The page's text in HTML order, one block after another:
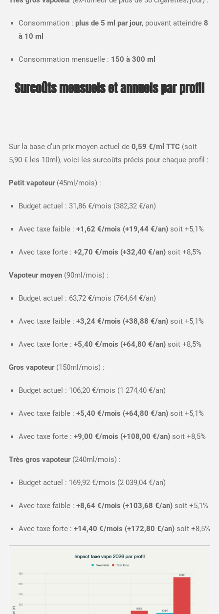
Consommation : plus de 5 ml par jour, pouvant atteindre 8
à 10 ml
Consommation mensuelle : 150 à 300 ml
Surcoûts mensuels et annuels par profil
Sur la base d’un prix moyen actuel de 0,59 €/ml TTC(soit
5,90 € les 10ml), voici les surcoûts précis pour chaque profil :​
Petit vapoteur(45ml/mois) :
Budget actuel : 31,86 €/mois (382,32 €/an)
Avec taxe faible : +1,62 €/mois (+19,44 €/an)soit +5,1%
Avec taxe forte : +2,70 €/mois (+32,40 €/an)soit +8,5%​
Vapoteur moyen(90ml/mois) :
Budget actuel : 63,72 €/mois (764,64 €/an)
Avec taxe faible : +3,24 €/mois (+38,88 €/an)soit +5,1%
Avec taxe forte : +5,40 €/mois (+64,80 €/an)soit +8,5%​
Gros vapoteur(150ml/mois) :
Budget actuel : 106,20 €/mois (1 274,40 €/an)
Avec taxe faible : +5,40 €/mois (+64,80 €/an)soit +5,1%
Avec taxe forte : +9,00 €/mois (+108,00 €/an)soit +8,5%
Très gros vapoteur(240ml/mois) :
Budget actuel : 169,92 €/mois (2 039,04 €/an)
Avec taxe faible : +8,64 €/mois (+103,68 €/an)soit +5,1%
Avec taxe forte : +14,40 €/mois (+172,80 €/an)soit +8,5%